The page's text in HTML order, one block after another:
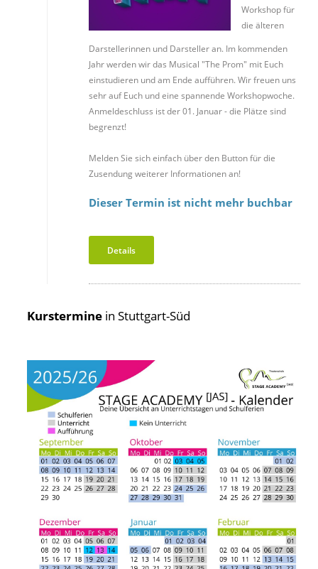
Workshop für
die älteren
Darstellerinnen und Darsteller an. Im kommenden
Jahr werden wir das Musical "The Prom" mit Euch
einstudieren und am Ende aufführen. Wir freuen uns
sehr auf Euch und eine spannende Workshopwoche.
Anmeldeschluss ist der 01. Januar - die Plätze sind
begrenzt!
Melden Sie sich einfach über den Button für die
Zusendung weiterer Informationen an!
Dieser Termin ist nicht mehr buchbar
Details
Kurstermine in Stuttgart-Süd